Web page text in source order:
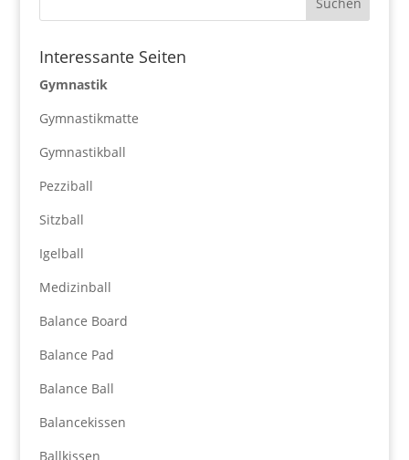
Interessante Seiten
Gymnastik
Gymnastikmatte
Gymnastikball
Pezziball
Sitzball
Igelball
Medizinball
Balance Board
Balance Pad
Balance Ball
Balancekissen
Ballkissen